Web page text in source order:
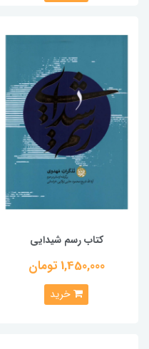
کتاب رسم شیدایی
1,450,000 تومان
خرید